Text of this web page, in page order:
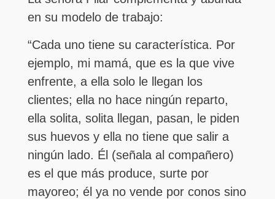
en su modelo de trabajo:
“Cada uno tiene su característica. Por
ejemplo, mi mamá, que es la que vive
enfrente, a ella solo le llegan los
clientes; ella no hace ningún reparto,
ella solita, solita llegan, pasan, le piden
sus huevos y ella no tiene que salir a
ningún lado. Él (señala al compañero)
es el que más produce, surte por
mayoreo; él ya no vende por conos sino